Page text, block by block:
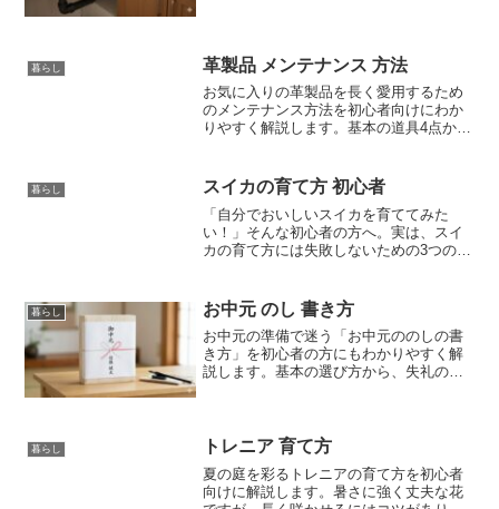
心な暮らしを守る方法を紹介します。
暮らし 革製品 メンテナンス 方法
お気に入りの革製品を長く愛用するため
のメンテナンス方法を初心者向けにわか
りやすく解説します。基本の道具4点か
マスターして、大切な革製品を自分だけ
の味わい深い一生モノに育てましょう。
暮らし スイカの育て方 初心者
「自分でおいしいスイカを育ててみた
い！」そんな初心者の方へ。実は、スイ
カの育て方には失敗しないための3つの重
の育て方を、初心者向けにステップバイ
ステップで分かりやすく解説します。今
年の夏は自家製スイカに挑戦してみませ
んか？
暮らし お中元 のし 書き方
お中元の準備で迷う「お中元ののしの書
き方」を初心者の方にもわかりやすく解
説します。基本の選び方から、失礼のな
正しいマナーを今すぐチェックしましょ
暮らし トレニア 育て方
夏の庭を彩るトレニアの育て方を初心者
向けに解説します。暑さに強く丈夫な花